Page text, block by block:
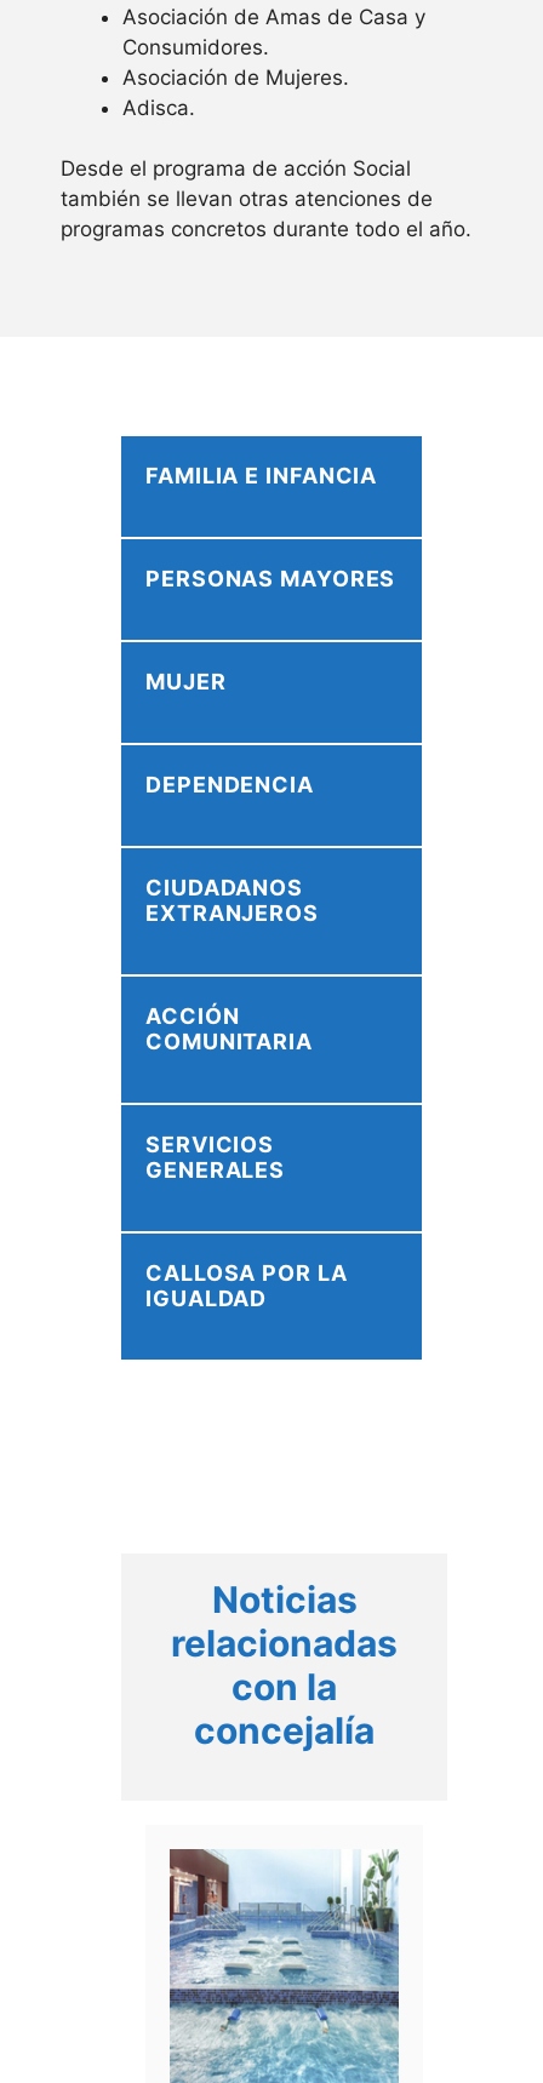
Asociación de Amas de Casa y
Consumidores.
Asociación de Mujeres.
Adisca.
Desde el programa de acción Social
también se llevan otras atenciones de
programas concretos durante todo el año.
FAMILIA E INFANCIA
PERSONAS MAYORES
MUJER
DEPENDENCIA
CIUDADANOS
EXTRANJEROS
ACCIÓN
COMUNITARIA
SERVICIOS
GENERALES
CALLOSA POR LA
IGUALDAD
Noticias
relacionadas
con la
concejalía